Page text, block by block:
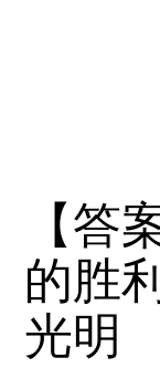
【答
的胜
光明